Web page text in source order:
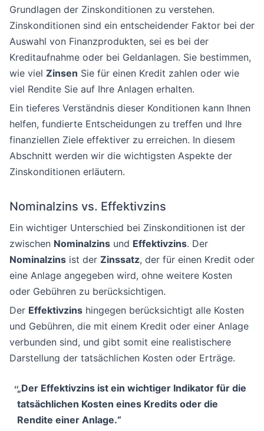
Grundlagen der Zinskonditionen zu verstehen.
Zinskonditionen sind ein entscheidender Faktor bei der
Auswahl von Finanzprodukten, sei es bei der
Kreditaufnahme oder bei Geldanlagen. Sie bestimmen,
wie viel Zinsen Sie für einen Kredit zahlen oder wie
viel Rendite Sie auf Ihre Anlagen erhalten.
Ein tieferes Verständnis dieser Konditionen kann Ihnen
helfen, fundierte Entscheidungen zu treffen und Ihre
finanziellen Ziele effektiver zu erreichen. In diesem
Abschnitt werden wir die wichtigsten Aspekte der
Zinskonditionen erläutern.
Nominalzins vs. Effektivzins
Ein wichtiger Unterschied bei Zinskonditionen ist der
zwischen Nominalzins und Effektivzins. Der
Nominalzins ist der Zinssatz, der für einen Kredit oder
eine Anlage angegeben wird, ohne weitere Kosten
oder Gebühren zu berücksichtigen.
Der Effektivzins hingegen berücksichtigt alle Kosten
und Gebühren, die mit einem Kredit oder einer Anlage
verbunden sind, und gibt somit eine realistischere
Darstellung der tatsächlichen Kosten oder Erträge.
„Der Effektivzinsist ein wichtiger Indikator für die
tatsächlichen Kosten eines Kredits oder die
Rendite einer Anlage.“